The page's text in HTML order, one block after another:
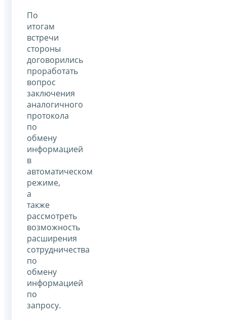
По
итогам
встречи
стороны
договорились
проработать
вопрос
заключения
аналогичного
протокола
по
обмену
информацией
в
автоматическом
режиме,
а
также
рассмотреть
возможность
расширения
сотрудничества
по
обмену
информацией
по
запросу.